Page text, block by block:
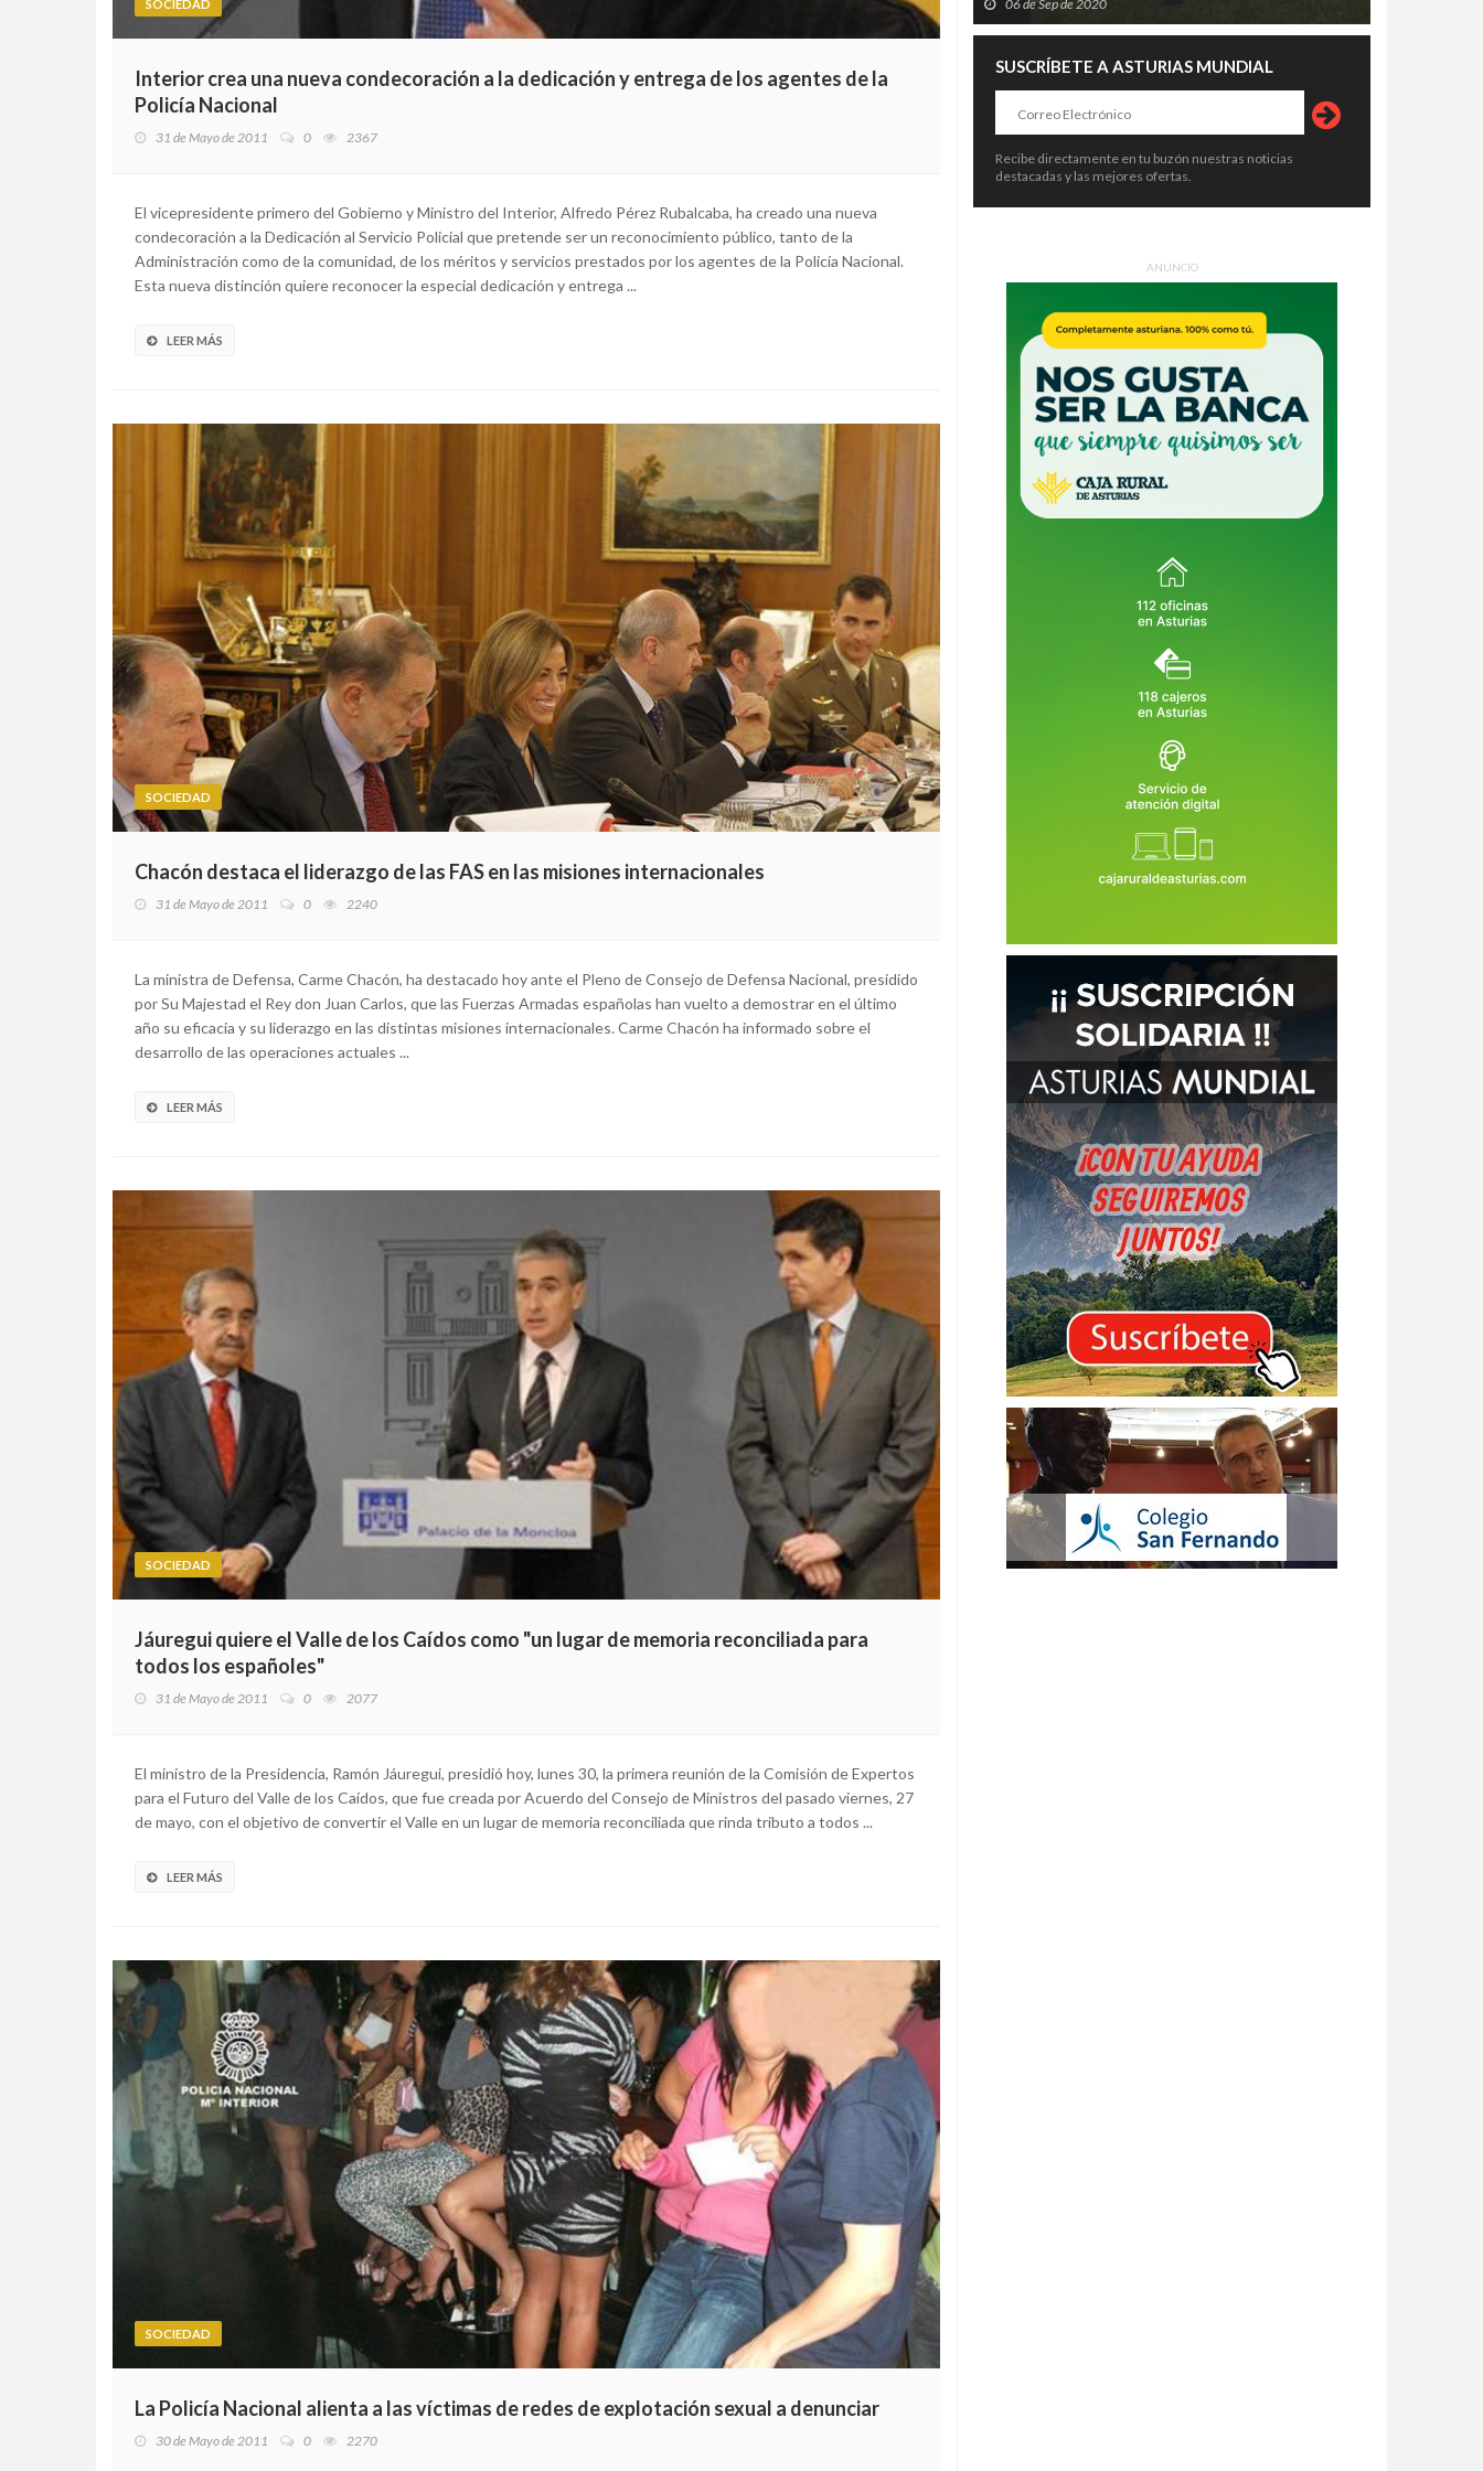
SOCIEDAD
Interior crea una nueva condecoración a la dedicación y entrega de los agentes de la
Policía Nacional
31 de Mayo de 2011 0 2367
El vicepresidente primero del Gobierno y Ministro del Interior, Alfredo Pérez Rubalcaba, ha creado una nueva
condecoración a la Dedicación al Servicio Policial que pretende ser un reconocimiento público, tanto de la
Administración como de la comunidad, de los méritos y servicios prestados por los agentes de la Policía Nacional.
Esta nueva distinción quiere reconocer la especial dedicación y entrega ...
LEER MÁS
SOCIEDAD
Chacón destaca el liderazgo de las FAS en las misiones internacionales
31 de Mayo de 2011 0 2240
La ministra de Defensa, Carme Chacón, ha destacado hoy ante el Pleno de Consejo de Defensa Nacional, presidido
por Su Majestad el Rey don Juan Carlos, que las Fuerzas Armadas españolas han vuelto a demostrar en el último
año su eficacia y su liderazgo en las distintas misiones internacionales. Carme Chacón ha informado sobre el
desarrollo de las operaciones actuales ...
LEER MÁS
SOCIEDAD
Jáuregui quiere el Valle de los Caídos como "un lugar de memoria reconciliada para
todos los españoles"
31 de Mayo de 2011 0 2077
El ministro de la Presidencia, Ramón Jáuregui, presidió hoy, lunes 30, la primera reunión de la Comisión de Expertos
para el Futuro del Valle de los Caídos, que fue creada por Acuerdo del Consejo de Ministros del pasado viernes, 27
de mayo, con el objetivo de convertir el Valle en un lugar de memoria reconciliada que rinda tributo a todos ...
LEER MÁS
SOCIEDAD
La Policía Nacional alienta a las víctimas de redes de explotación sexual a denunciar
30 de Mayo de 2011 0 2270
06 de Sep de 2020
SUSCRÍBETE A ASTURIAS MUNDIAL
Recibe directamente en tu buzón nuestras noticias
destacadas y las mejores ofertas.
ANUNCIO